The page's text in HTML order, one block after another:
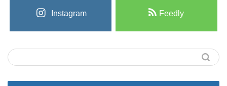
Instagram Feedly